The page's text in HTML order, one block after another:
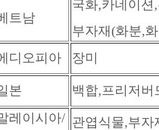
트남
국화,카네이션
부자재(화분,
디오피아
장미
본
백합,프리저버
레이시아/ 관엽식물,부자